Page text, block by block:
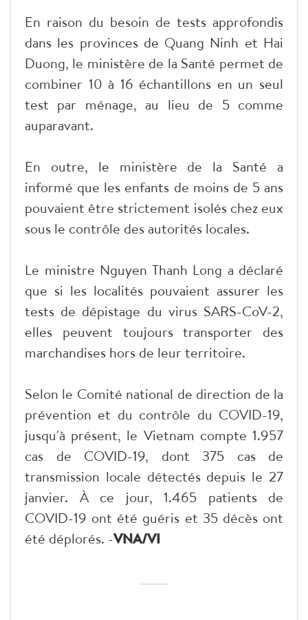
En raison du besoin de tests approfondis
dans les provinces de Quang Ninh et Hai
Duong, le ministère de la Santé permet de
combiner 10 à 16 échantillons en un seul
test par ménage, au lieu de 5 comme
auparavant.
En outre, le ministère de la Santé a
informé que les enfants de moins de 5 ans
pouvaient être strictement isolés chez eux
sous le contrôle des autorités locales.
Le ministre Nguyen Thanh Long a déclaré
que si les localités pouvaient assurer les
tests de dépistage du virus SARS-CoV-2,
elles peuvent toujours transporter des
marchandises hors de leur territoire.
Selon le Comité national de direction de la
prévention et du contrôle du COVID-19,
jusqu'à présent, le Vietnam compte 1.957
cas de COVID-19, dont 375 cas de
transmission locale détectés depuis le 27
janvier. À ce jour, 1.465 patients de
COVID-19 ont été guéris et 35 décès ont
été déplorés. -VNA/VI